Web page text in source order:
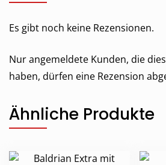
Es gibt noch keine Rezensionen.
Nur angemeldete Kunden, die
haben, dürfen eine Rezension
Ähnliche Produkte